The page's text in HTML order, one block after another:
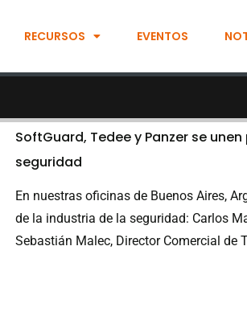
RECURSOS EVENTOS
SoftGuard, Tedee y Panzer se
seguridad
En nuestras oficinas de Buenos Aires,
de la industria de la seguridad: Carlos
Sebastián Malec, Director Comercial de